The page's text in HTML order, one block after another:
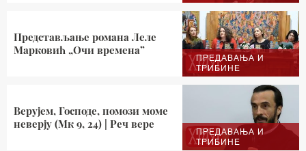
ПРЕДАВАЊА И
ТРИБИНЕ
Представљање романа Леле
Марковић „Очи времена”
ПРЕДАВАЊА И
ТРИБИНЕ
Верујем, Господе, помози моме
неверју (Мк 9, 24) | Реч вере